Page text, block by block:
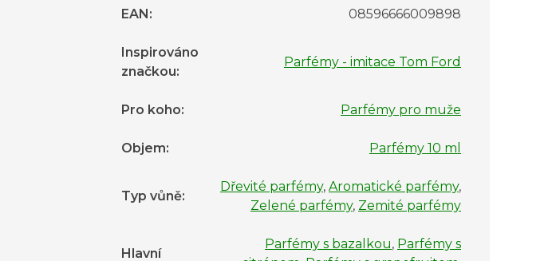
EAN : 08596666009898
Inspirováno
značkou:
Parfémy - imitace Tom Ford
Pro koho: Parfémy pro muže
Objem: Parfémy 10 ml
Typ vůně:
Dřevité parfémy, Aromatické parfémy,
Zelené parfémy, Zemité parfémy
Hlavní
Parfémy s bazalkou, Parfémy s